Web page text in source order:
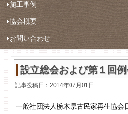
施工事例
協会概要
お問い合わせ
設立総会および第１回
記事投稿日：2014年07月01日
一般社団法人栃木県古民家再生協